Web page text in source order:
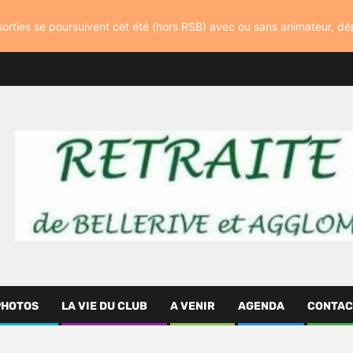
LA VIE DU CLUB A VENIR AGENDA
se poursuivent cet été (hors RSB) avec ou sans animateur,